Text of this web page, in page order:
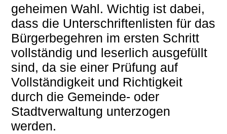
geheimen Wahl. Wichtig ist dabei,
dass die Unterschriftenlisten für das
Bürgerbegehren im ersten Schritt
vollständig und leserlich ausgefüllt
sind, da sie einer Prüfung auf
Vollständigkeit und Richtigkeit
durch die Gemeinde- oder
Stadtverwaltung unterzogen
werden.